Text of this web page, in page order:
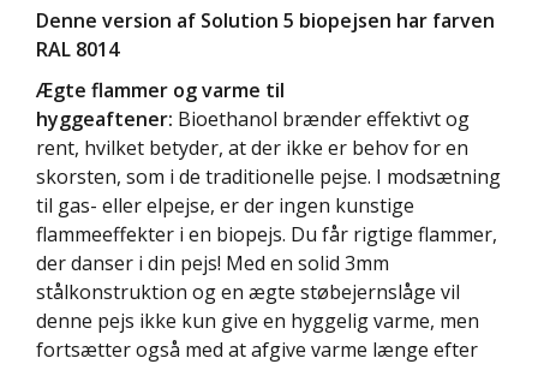
Denne version af Solution 5 biopejsen har farven
RAL 8014
Ægte flammer og varme til
hyggeaftener: Bioethanol brænder effektivt og
rent, hvilket betyder, at der ikke er behov for en
skorsten, som i de traditionelle pejse. I modsætning
til gas- eller elpejse, er der ingen kunstige
flammeeffekter i en biopejs. Du får rigtige flammer,
der danser i din pejs! Med en solid 3mm
stålkonstruktion og en ægte støbejernslåge vil
denne pejs ikke kun give en hyggelig varme, men
fortsætter også med at afgive varme længe efter